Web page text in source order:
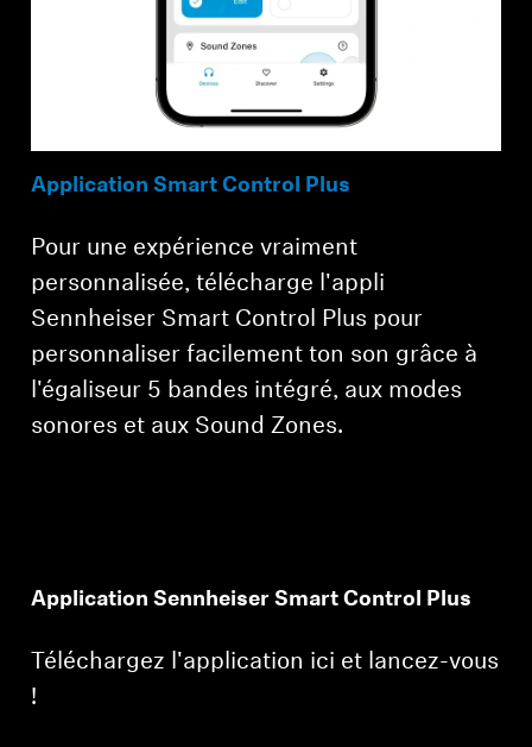
Application Smart Control Plus
Pour une expérience vraiment
personnalisée, télécharge l'appli
Sennheiser Smart Control Plus pour
personnaliser facilement ton son grâce à
l'égaliseur 5 bandes intégré, aux modes
sonores et aux Sound Zones.
Application Sennheiser Smart Control Plus
Téléchargez l'application ici et lancez-vous
!